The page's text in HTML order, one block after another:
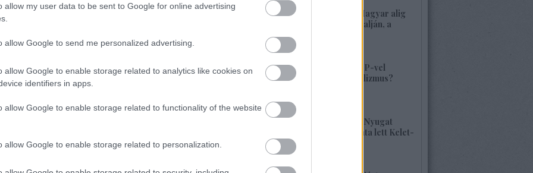
allow my user data to be sent to Google for online advertising
allow Google to send me personalized advertising.
allow Google to enable storage related to analytics like cookies on
identifiers in apps.
allow Google to enable storage related to functionality of the website
allow Google to enable storage related to personalization.
Őrizőinek Hadteste
Szír Hadsereg felkelői
terrorista csoportok (Pl.: An-Nuszra Front,
stb.)
az adott csoportban uralkodó vallási
kurd jeziditák, szalafiták)
1416. BEKIÁLTÁS: Magyar alig
volt, alig van Kárpátalján, a
veszély összetett!
2026. május 17. 22:04
1415. BEKIÁLTÁS: MP-vel
visszatérne a szocializmus?
2026. május 10. 12:25
1414. BEKIÁLTÁS: A Nyugat
hulladékának lerakata lett Kelet-
Európa
2026. május 09. 11:36